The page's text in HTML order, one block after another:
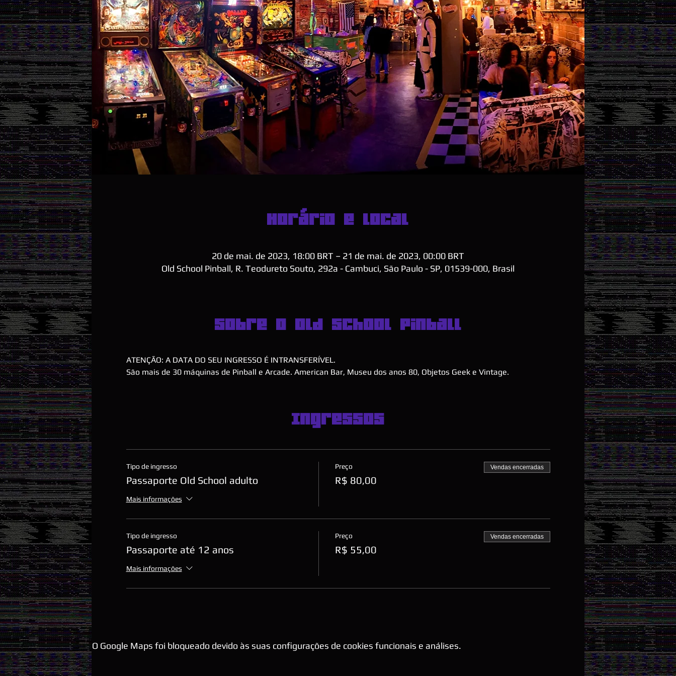
Horário e local
20 de mai. de 2023, 18:00 BRT – 21 de mai. de 2023, 00:00 BRT
Old School Pinball, R. Teodureto Souto, 292a - Cambuci, São Paulo - SP, 01539-000, Brasil
Sobre o Old School Pinball
ATENÇÃO: A DATA DO SEU INGRESSO É INTRANSFERÍVEL.
São mais de 30 máquinas de Pinball e Arcade. American Bar, Museu dos anos 80, Objetos Geek e Vintage.
Ingressos
Tipo de ingresso
Passaporte Old School adulto
Mais informações
Preço
R$ 80,00
Vendas encerradas
Tipo de ingresso
Passaporte até 12 anos
Mais informações
Preço
R$ 55,00
Vendas encerradas
O Google Maps foi bloqueado devido às suas configurações de cookies funcionais e análises.